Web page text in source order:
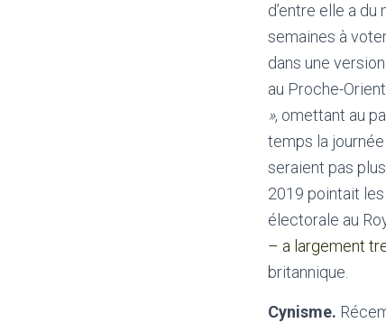
d’entre elle a du
semaines à
dans une
au Proche-
», omettant au
temps la
seraient pas
2019 pointait les
électorale au
– a largement
britannique.
Cynisme.